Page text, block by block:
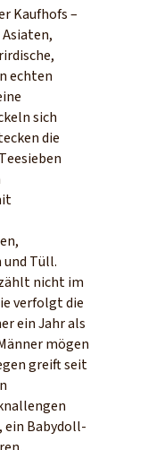
Kaufhofs –
echten
sich
die
Tüll.
nicht im
verfolgt die
ein Jahr als
mögen
greift seit
ein Babydoll-